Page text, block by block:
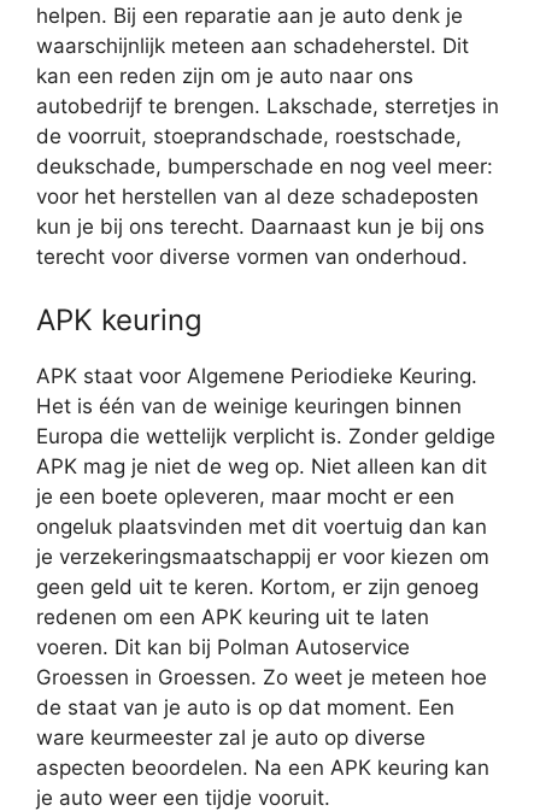
helpen. Bij een reparatie aan je auto denk je
waarschijnlijk meteen aan schadeherstel. Dit
kan een reden zijn om je auto naar ons
autobedrijf te brengen. Lakschade, sterretjes in
de voorruit, stoeprandschade, roestschade,
deukschade, bumperschade en nog veel meer:
voor het herstellen van al deze schadeposten
kun je bij ons terecht. Daarnaast kun je bij ons
terecht voor diverse vormen van onderhoud.
APK keuring
APK staat voor Algemene Periodieke Keuring.
Het is één van de weinige keuringen binnen
Europa die wettelijk verplicht is. Zonder geldige
APK mag je niet de weg op. Niet alleen kan dit
je een boete opleveren, maar mocht er een
ongeluk plaatsvinden met dit voertuig dan kan
je verzekeringsmaatschappij er voor kiezen om
geen geld uit te keren. Kortom, er zijn genoeg
redenen om een APK keuring uit te laten
voeren. Dit kan bij Polman Autoservice
Groessen in Groessen. Zo weet je meteen hoe
de staat van je auto is op dat moment. Een
ware keurmeester zal je auto op diverse
aspecten beoordelen. Na een APK keuring kan
je auto weer een tijdje vooruit.